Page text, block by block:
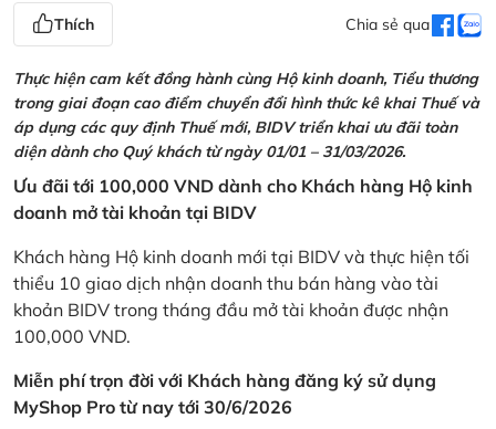
Thích Chia sẻ qua
Thực hiện cam kết đồng hành cùng Hộ kinh doanh, Tiểu thương
trong giai đoạn cao điểm chuyển đổi hình thức kê khai Thuế và
áp dụng các quy định Thuế mới, BIDV triển khai ưu đãi toàn
diện dành cho Quý khách từ ngày 01/01 – 31/03/2026.
Ưu đãi tới 100,000 VND dành cho Khách hàng Hộ kinh
doanh mở tài khoản tại BIDV
Khách hàng Hộ kinh doanh mới tại BIDV và thực hiện tối
thiểu 10 giao dịch nhận doanh thu bán hàng vào tài
khoản BIDV trong tháng đầu mở tài khoản được nhận
100,000 VND.
Miễn phí trọn đời với Khách hàng đăng ký sử dụng
MyShop Pro từ nay tới 30/6/2026